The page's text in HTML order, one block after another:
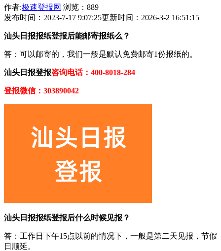
作者:极速登报网 浏览：889
发布时间：2023-7-17 9:07:25更新时间：2026-3-2 16:51:15
汕头日报报纸登报后能邮寄报纸么？
答：可以邮寄的，我们一般是默认免费邮寄1份报纸的。
汕头日报登报咨询电话：400-8018-284
登报微信：303890042
汕头日报报纸登报后什么时候见报？
答：工作日下午15点以前的情况下，一般是第二天见报，节假
日顺延。